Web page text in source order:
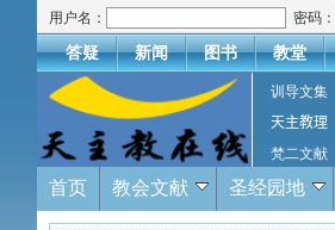
用户名： 密码：
答疑 新闻 图书 教堂
训导文集
天主教理
梵二文献
首页 教会文献 圣经园地